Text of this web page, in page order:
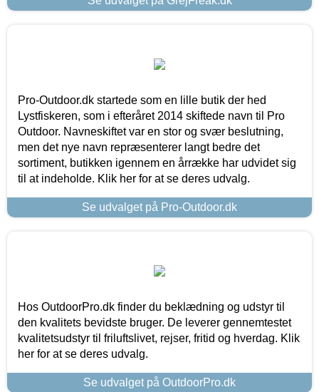
Pro-Outdoor.dk startede som en lille butik der hed
Lystfiskeren, som i efteråret 2014 skiftede navn til Pro
Outdoor. Navneskiftet var en stor og svær beslutning,
men det nye navn repræsenterer langt bedre det
sortiment, butikken igennem en årrække har udvidet sig
til at indeholde. Klik her for at se deres udvalg.
Se udvalget på Pro-Outdoor.dk
Hos OutdoorPro.dk finder du beklædning og udstyr til
den kvalitets bevidste bruger. De leverer gennemtestet
kvalitetsudstyr til friluftslivet, rejser, fritid og hverdag. Klik
her for at se deres udvalg.
Se udvalget på OutdoorPro.dk